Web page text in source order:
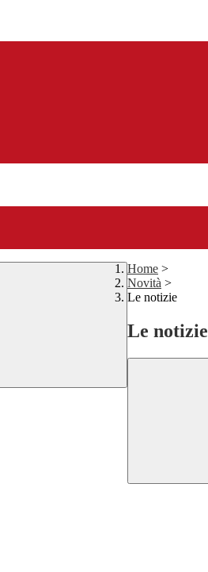
Home >
Novità >
Le notizie
Le notizie